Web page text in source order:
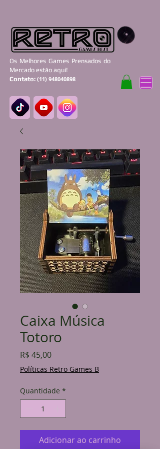
Os Melhores Games Prensados do
Mercado estão aqui!
Contato: (11) 948040898
Caixa Música
Totoro
R$ 45,00Preço
Políticas Retro Games B
Quantidade *
Adicionar ao carrinho